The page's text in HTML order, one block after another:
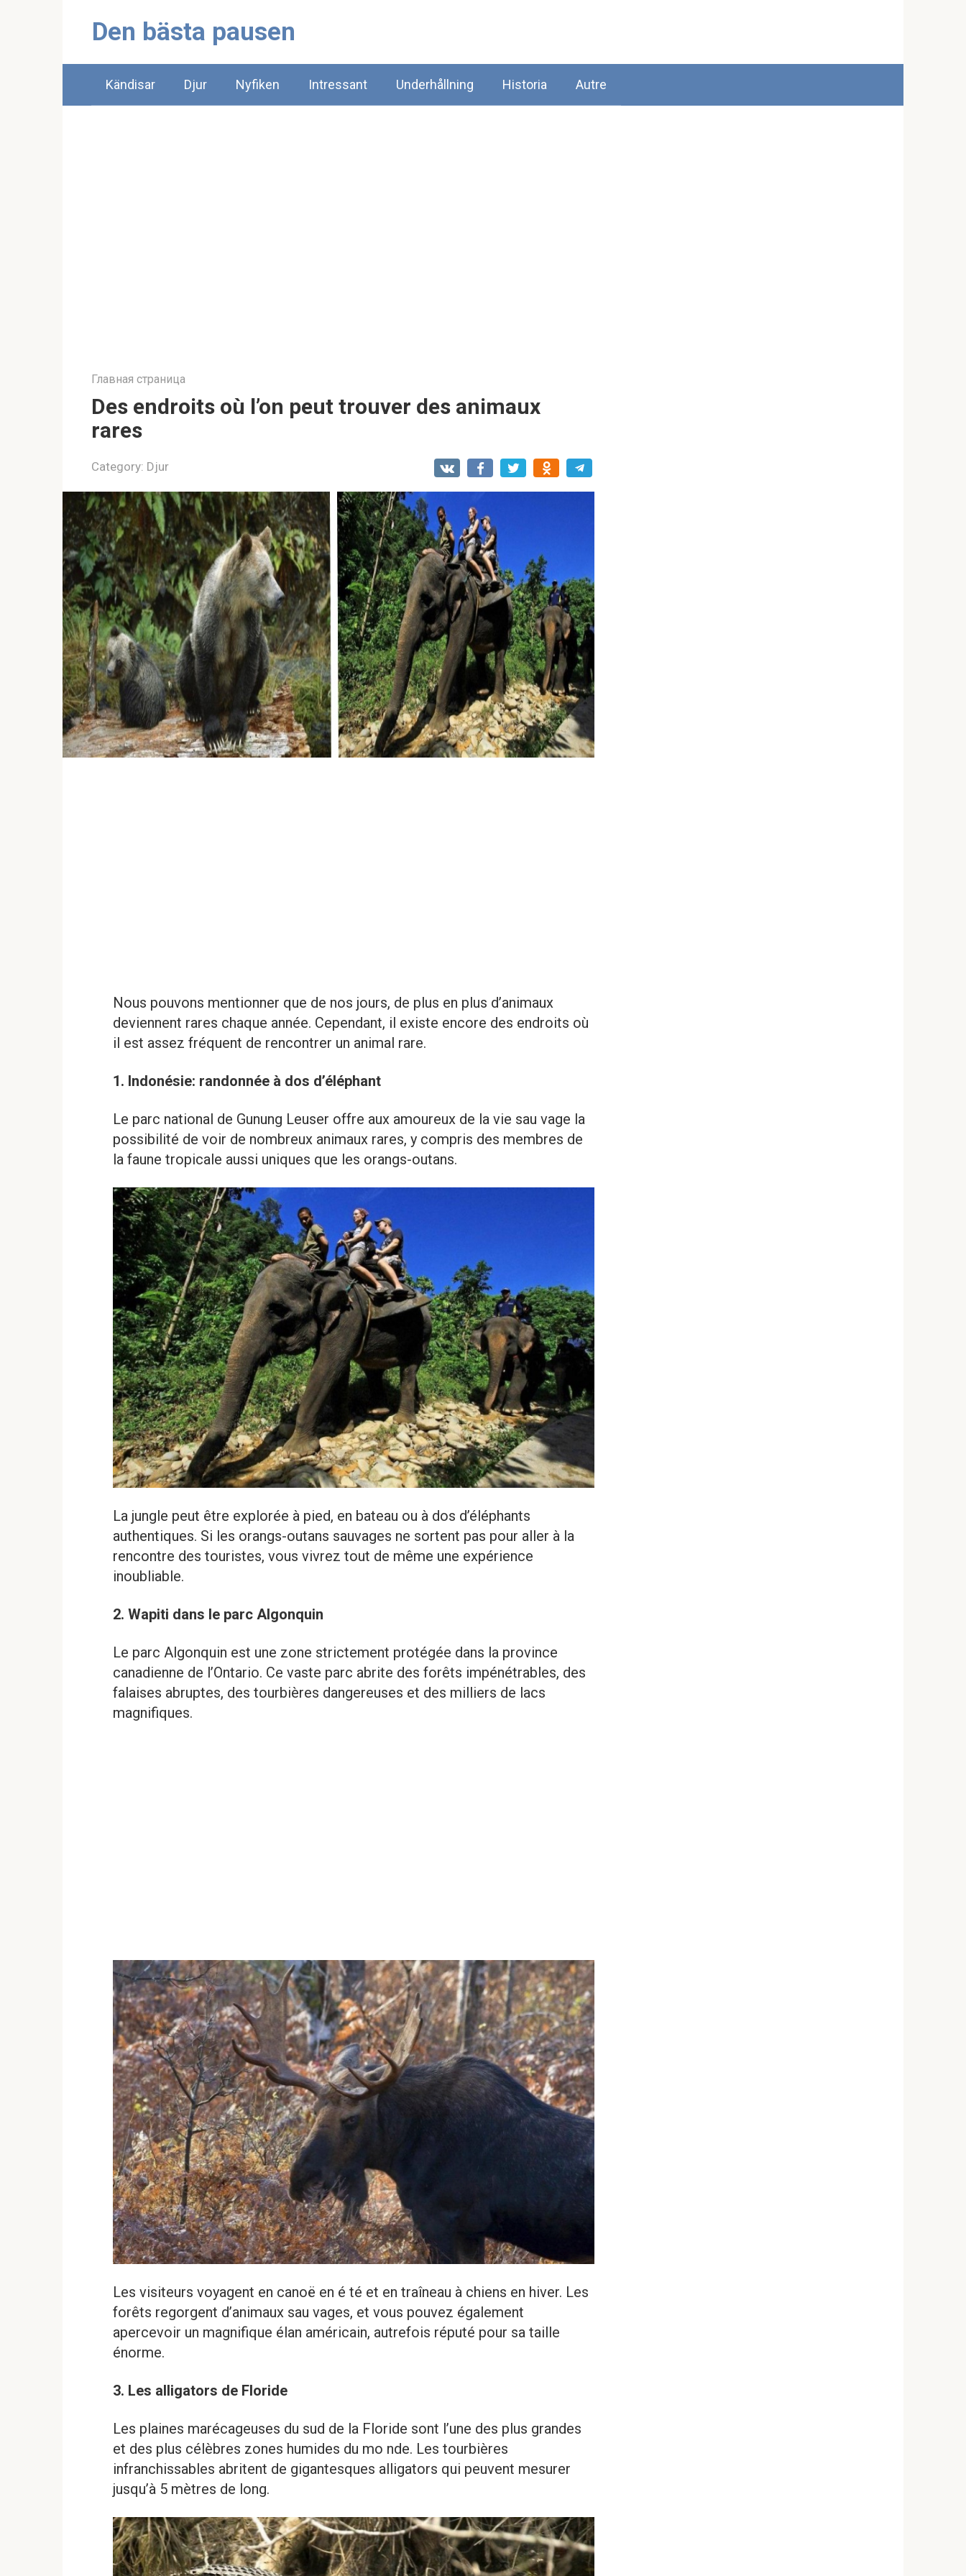
Den bästa pausen
Kändisar Djur Nyfiken Intressant Underhållning Historia Autre
Главная страница
Des endroits où l’on peut trouver des animaux
rares
Category: Djur
Nous pouvons mentionner que de nos jours, de plus en plus d’animaux
deviennent rares chaque année. Cependant, il existe encore des endroits où
il est assez fréquent de rencontrer un animal rare.
1. Indonésie: randonnée à dos d’éléphant
Le parc national de Gunung Leuser offre aux amoureux de la vie sau vage la
possibilité de voir de nombreux animaux rares, y compris des membres de
la faune tropicale aussi uniques que les orangs-outans.
La jungle peut être explorée à pied, en bateau ou à dos d’éléphants
authentiques. Si les orangs-outans sauvages ne sortent pas pour aller à la
rencontre des touristes, vous vivrez tout de même une expérience
inoubliable.
2. Wapiti dans le parc Algonquin
Le parc Algonquin est une zone strictement protégée dans la province
canadienne de l’Ontario. Ce vaste parc abrite des forêts impénétrables, des
falaises abruptes, des tourbières dangereuses et des milliers de lacs
magnifiques.
Les visiteurs voyagent en canoë en é té et en traîneau à chiens en hiver. Les
forêts regorgent d’animaux sau vages, et vous pouvez également
apercevoir un magnifique élan américain, autrefois réputé pour sa taille
énorme.
3. Les alligators de Floride
Les plaines marécageuses du sud de la Floride sont l’une des plus grandes
et des plus célèbres zones humides du mo nde. Les tourbières
infranchissables abritent de gigantesques alligators qui peuvent mesurer
jusqu’à 5 mètres de long.